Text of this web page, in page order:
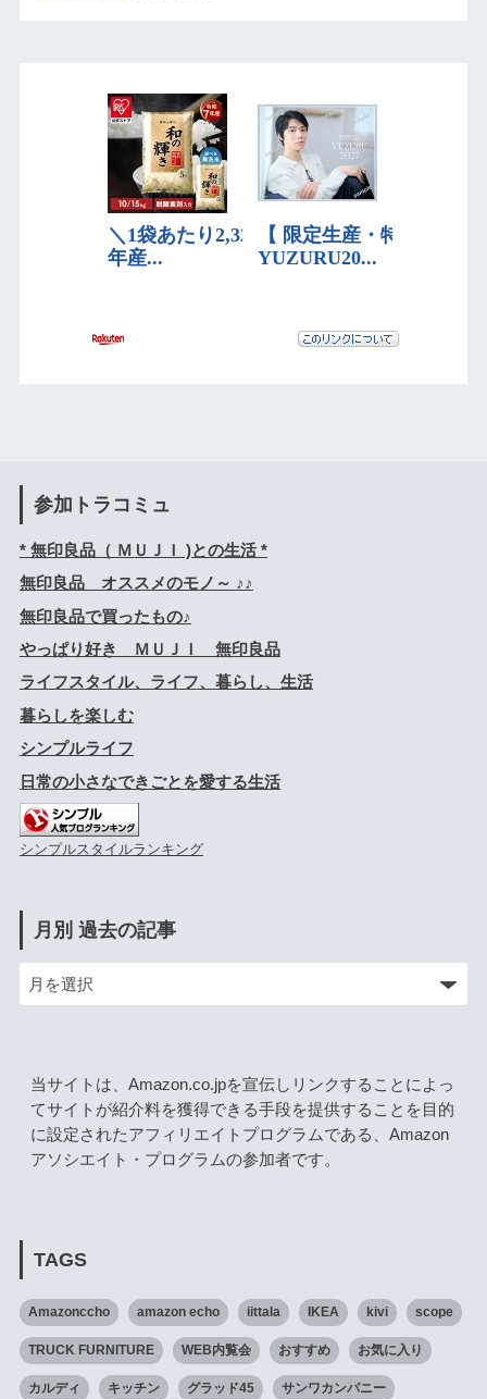
参加トラコミュ
* 無印良品（ ＭＵＪＩ )との生活 *
無印良品 オススメのモノ～ ♪♪
無印良品で買ったもの♪
やっぱり好き ＭＵＪＩ 無印良品
ライフスタイル、ライフ、暮らし、生活
暮らしを楽しむ
シンプルライフ
日常の小さなできごとを愛する生活
シンプルスタイルランキング
月別 過去の記事
当サイトは、Amazon.co.jpを宣伝しリンクすることによっ
てサイトが紹介料を獲得できる手段を提供することを目的
に設定されたアフィリエイトプログラムである、Amazon
アソシエイト・プログラムの参加者です。
TAGS
Amazonccho amazon echo iittala IKEA kivi scope
TRUCK FURNITURE WEB内覧会 おすすめ お気に入り
カルディ キッチン グラッド45 サンワカンパニー